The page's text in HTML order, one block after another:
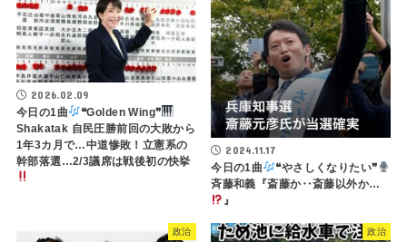
2026.02.09
今日の1曲
❝Golden Wing❞
Shakatak 自民圧勝前回の大敗から
1年3カ月で…中道惨敗！立憲系の
幹部落選…2/3議席は戦後初の快挙
2024.11.17
今日の1曲
❝やさしくなりたい❞
斉藤和義『斎藤か‥斎藤以外か…
』
政治 政治